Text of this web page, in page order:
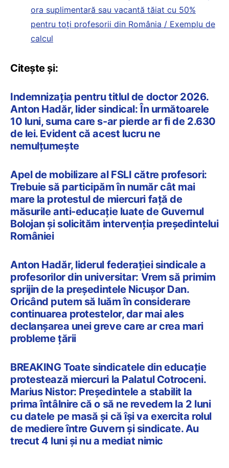
ora suplimentară sau vacantă tăiat cu 50%
pentru toți profesorii din România / Exemplu de
calcul
Citește și:
Indemnizația pentru titlul de doctor 2026.
Anton Hadăr, lider sindical: În următoarele
10 luni, suma care s-ar pierde ar fi de 2.630
de lei. Evident că acest lucru ne
nemulțumește
Apel de mobilizare al FSLI către profesori:
Trebuie să participăm în număr cât mai
mare la protestul de miercuri față de
măsurile anti-educație luate de Guvernul
Bolojan și solicităm intervenția președintelui
României
Anton Hadăr, liderul federației sindicale a
profesorilor din universitar: Vrem să primim
sprijin de la președintele Nicușor Dan.
Oricând putem să luăm în considerare
continuarea protestelor, dar mai ales
declanșarea unei greve care ar crea mari
probleme țării
BREAKING Toate sindicatele din educație
protestează miercuri la Palatul Cotroceni.
Marius Nistor: Președintele a stabilit la
prima întâlnire că o să ne revedem la 2 luni
cu datele pe masă și că își va exercita rolul
de mediere între Guvern și sindicate. Au
trecut 4 luni și nu a mediat nimic